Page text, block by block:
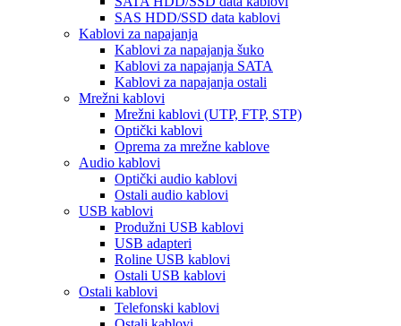
SAS HDD/SSD data kablovi
Kablovi za napajanja
Kablovi za napajanja šuko
Kablovi za napajanja SATA
Kablovi za napajanja ostali
Mrežni kablovi
Mrežni kablovi (UTP, FTP, STP)
Optički kablovi
Oprema za mrežne kablove
Audio kablovi
Optički audio kablovi
Ostali audio kablovi
USB kablovi
Produžni USB kablovi
USB adapteri
Roline USB kablovi
Ostali USB kablovi
Ostali kablovi
Telefonski kablovi